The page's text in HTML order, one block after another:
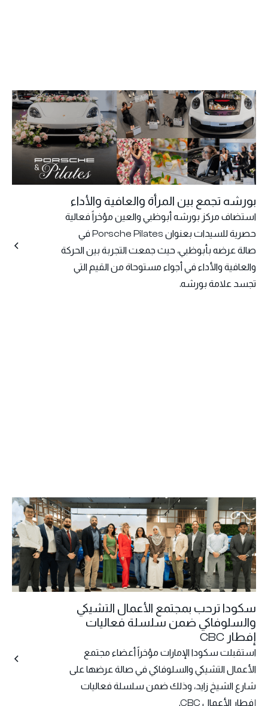
بورشه تجمع بين المرأة والعافية والأداء
استضاف مركز بورشه أبوظبي والعين مؤخراً فعالية
حصرية للسيدات بعنوان Porsche Pilates في
صالة عرضه بأبوظبي، حيث جمعت التجربة بين الحركة
والعافية والأداء في أجواء مستوحاة من القيم التي
تجسد علامة بورشه.
سكودا ترحب بمجتمع الأعمال التشيكي
والسلوفاكي ضمن سلسلة فعاليات
إفطار CBC
استقبلت سكودا الإمارات مؤخراً أعضاء مجتمع
الأعمال التشيكي والسلوفاكي في صالة عرضها على
شارع الشيخ زايد، وذلك ضمن سلسلة فعاليات
إفطار الأعمال CBC.